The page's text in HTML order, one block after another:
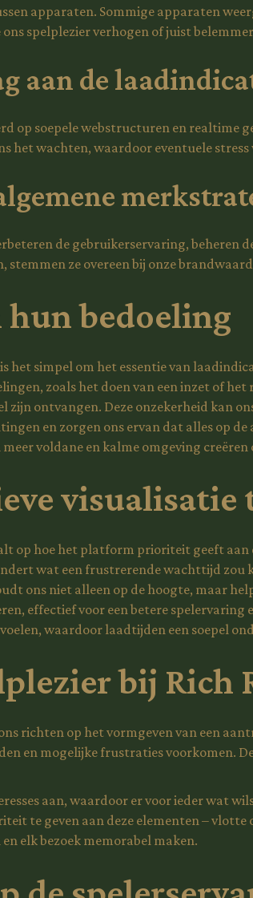
apparaten. Sommige apparaten
spelplezier verhogen of juist
aan de
op soepele webstructuren en realtime
het wachten, waardoor eventuele
de gebruikerservaring, beheren
ze overeen bij onze
bedoeling
het simpel om het essentie van
zoals het doen van een inzet of
ontvangen. Deze onzekerheid kan
en zorgen ons ervan dat alles op
voldane en kalme omgeving
visualisatie
op hoe het platform prioriteit geeft
wat een frustrerende wachttijd zou
ons niet alleen op de hoogte, maar
effectief voor een betere spelervaring
waardoor laadtijden een soepel
bij Rich
richten op het vormgeven van een
en mogelijke frustraties voorkomen.
aan, waardoor er voor ieder wat
te geven aan deze elementen – vlotte
elk bezoek memorabel maken.